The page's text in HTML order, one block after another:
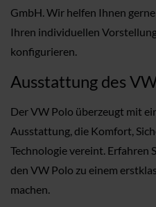
GmbH. Wir helfen Ihnen
Ihren individuellen
konfigurieren.
Ausstattung des
Der VW Polo überzeugt mit
Ausstattung, die Komfort,
Technologie vereint. Erfahren
den VW Polo zu einem
machen.